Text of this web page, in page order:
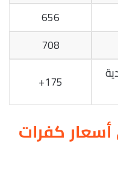
656
708
175+
أسعار كفرات